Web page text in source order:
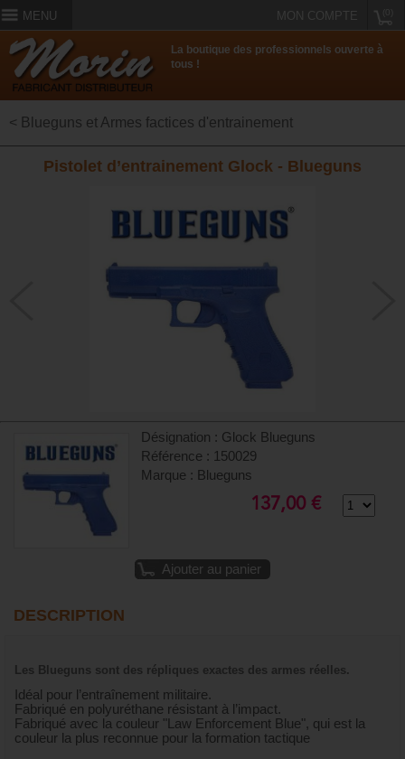
MENU MON COMPTE
La boutique des professionnels ouverte à
tous !
< Blueguns et Armes factices d'entrainement
Pistolet d’entrainement Glock - Blueguns
Désignation : Glock Blueguns
Référence : 150029
Marque : Blueguns
137,00 €
Ajouter au panier
DESCRIPTION
Les Blueguns sont des répliques exactes des armes réelles.
Idéal pour l’entraînement militaire.
Fabriqué en polyuréthane résistant à l’impact.
Fabriqué avec la couleur "Law Enforcement Blue", qui est la
couleur la plus reconnue pour la formation tactique